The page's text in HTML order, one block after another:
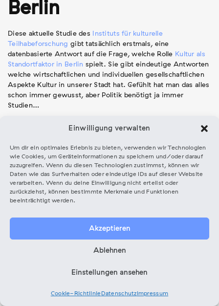
Einwilligung verwalten
Um dir ein optimales Erlebnis zu bieten, verwenden wir Technologien
wie Cookies, um Geräteinformationen zu speichern und/oder darauf
zuzugreifen. Wenn du diesen Technologien zustimmst, können wir
Daten wie das Surfverhalten oder eindeutige IDs auf dieser Website
verarbeiten. Wenn du deine Einwilligung nicht erteilst oder
zurückziehst, können bestimmte Merkmale und Funktionen
beeinträchtigt werden.
Akzeptieren
Ablehnen
Einstellungen ansehen
Cookie-Richtlinie Datenschutz Impressum
Berlin
Diese aktuelle Studie des
Instituts für kulturelle
Teilhabeforschung gibt tatsächlich erstmals, eine
datenbasierte Antwort auf die Frage, welche Rolle Kultur als
Standortfaktor in Berlin spielt. Sie gibt eindeutige Antworten
welche wirtschaftlichen und individuellen gesellschaftlichen
Aspekte Kultur in unserer Stadt hat. Gefühlt hat man das alles
schon immer gewusst, aber Politik benötigt ja immer
Studien…
Beitragsnavigation
VORHERIGER
BEITRAG
chevron_left MUSIKFÖRDERUNG IN BERLIN UND BRANDENBURG
BEITRAGSÜBERSICHT
keyboard_arrow_up BEITRAGSÜBERSICHT